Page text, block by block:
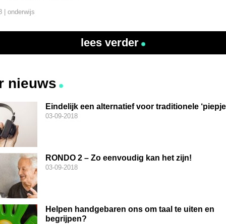
| onderwijs
lees verder
nieuws
Eindelijk een alternatief voor traditionele
03-09-2018
RONDO 2 – Zo eenvoudig kan het zijn!
03-09-2018
Helpen handgebaren ons om taal te uiten en
begrijpen?